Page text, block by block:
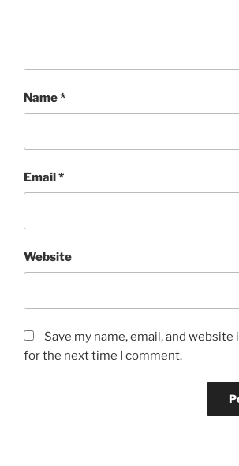
Name*
Email*
Website
Save my name, email, and
for the next time I comment.